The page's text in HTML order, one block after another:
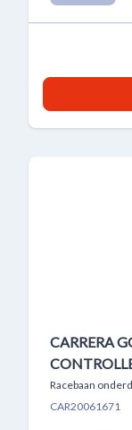
CARRERA
Racebaan
CAR20061671